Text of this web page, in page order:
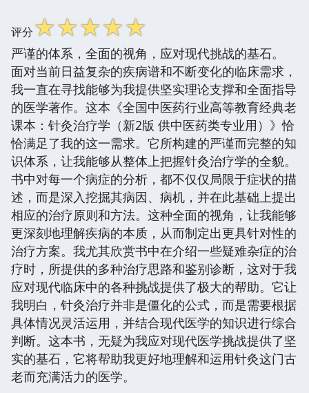
评分☆☆☆☆☆
严谨的体系，全面的视角，应对现代挑战的基石。
面对当前日益复杂的疾病谱和不断变化的临床需求，
我一直在寻找能够为我提供坚实理论支撑和全面指导
的医学著作。这本《全国中医药行业高等教育经典老
课本：针灸治疗学（新2版 供中医药类专业用）》恰
恰满足了我的这一需求。它所构建的严谨而完整的知
识体系，让我能够从整体上把握针灸治疗学的全貌。
书中对每一个病症的分析，都不仅仅局限于症状的描
述，而是深入挖掘其病因、病机，并在此基础上提出
相应的治疗原则和方法。这种全面的视角，让我能够
更深刻地理解疾病的本质，从而制定出更具针对性的
治疗方案。我尤其欣赏书中在介绍一些疑难杂症的治
疗时，所提供的多种治疗思路和鉴别诊断，这对于我
应对现代临床中的各种挑战提供了极大的帮助。它让
我明白，针灸治疗并非是僵化的公式，而是需要根据
具体情况灵活运用，并结合现代医学的知识进行综合
判断。这本书，无疑为我应对现代医学挑战提供了坚
实的基石，它将帮助我更好地理解和运用针灸这门古
老而充满活力的医学。